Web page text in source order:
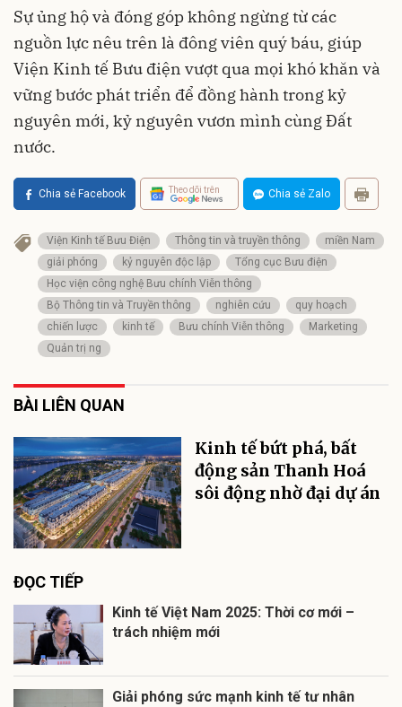
Sự ủng hộ và đóng góp không ngừng từ các
nguồn lực nêu trên là đông viên quý báu, giúp
Viện Kinh tế Bưu điện vượt qua mọi khó khăn và
vững bước phát triển để đồng hành trong kỷ
nguyên mới, kỷ nguyên vươn mình cùng Đất
nước.
Chia sẻ Facebook Theo dõi trên Chia sẻ Zalo
Viện Kinh tế Bưu Điện Thông tin và truyền thông
miền Nam
giải phóng
kỷ nguyên độc lập
Tổng cục Bưu điện
Học viện công nghệ Bưu chính Viễn thông
Bộ Thông tin và Truyền thông
nghiên cứu
quy hoạch
chiến lược
kinh tế Bưu chính Viễn thông
Marketing
Quản trị ng
BÀI LIÊN QUAN
Kinh tế bứt phá, bất
động sản Thanh Hoá
sôi động nhờ đại dự án
ĐỌC TIẾP
Kinh tế Việt Nam 2025: Thời cơ mới –
trách nhiệm mới
Giải phóng sức mạnh kinh tế tư nhân